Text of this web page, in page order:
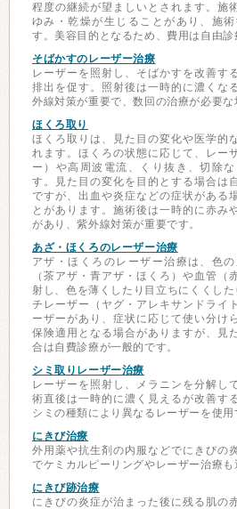
程度の継続が望ましいとされます。施
ゆみ・乾燥が生じることがあり、施
す。美容目的となるため、費用は自由診
そばかすのレーザー治療
レーザーを照射し、そばかすを改善す
排出を促す。照射後は一時的に濃くな
外線対策が重要で、数回の治療が必要な
ほくろ取り
ほくろ取りは、見た目の変化や医学的
れます。ほくろの状態に応じて、レー
ー）や高周波電流、くり抜き、切除
す。見た目の変化を目的とする場合は
ですが、出血や炎症などの症状がある
とがあります。施術後は一時的に赤み
があり、紫外線対策が重要です。
あざ・ほくろのレーザー治療
アザ・ほくろのレーザー治療は、色
（茶アザ・青アザ・ほくろ）や血管（
射し、色を薄くしたり目立ちにくくし
チレーザー（ヤグ・アレキサンドライ
ーザーがあり、症状に応じて使い分け
保険適用となる場合がありますが、見
合は自費診療が一般的です。
シミ取りレーザー治療
レーザーを照射し、メラニンを分解し
術直後は一時的に濃く見えるが改善す
シミの種類により異なるレーザーを使用
にきび治療
外用薬や抗生剤の内服などでにきびの
でケミカルピーリングやレーザー治療も
にきび跡治療
にきびの炎症が治まった後に残る肌の